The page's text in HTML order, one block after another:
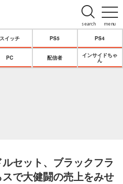
menu
search
スイッチ PS5 PS4
PC 配信者
インサイドちゃ
ん
セット、ブラックフラ
で大健闘の売上をみせ